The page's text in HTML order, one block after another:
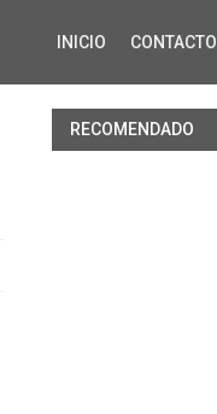
INICIO CONTACTO
RECOMENDADO